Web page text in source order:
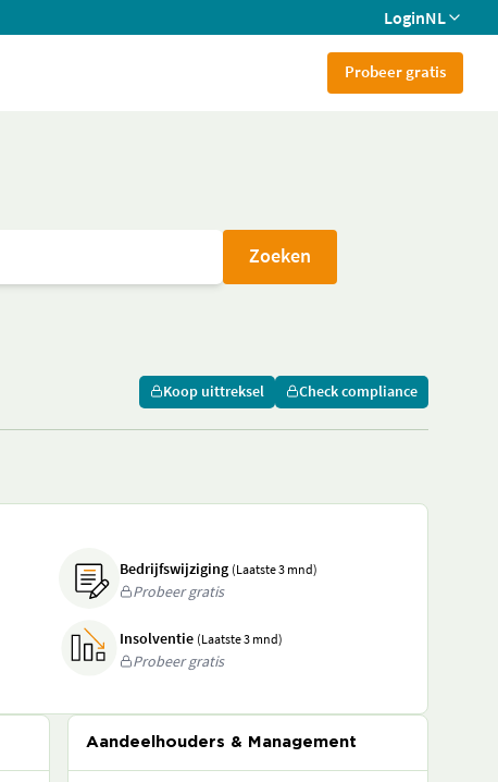
LoginNL
Probeer gratis
Zoeken
Koop uittreksel Check compliance
Bedrijfswijziging (Laatste 3 mnd)
Probeer gratis
Insolventie (Laatste 3 mnd)
Probeer gratis
Aandeelhouders & Management